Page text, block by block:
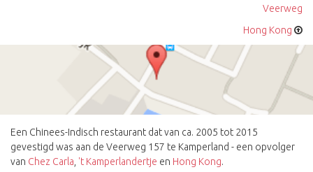
Veerweg
Hong Kong
Een Chinees-Indisch restaurant dat van ca. 2005 tot 2015
gevestigd was aan de Veerweg 157 te Kamperland - een opvolger
van Chez Carla 't Kamperlandertje en Hong Kong.